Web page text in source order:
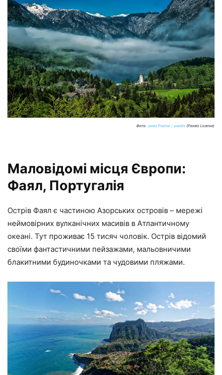
Фото: Janez Podnar / pexels (Pexels License)
Маловідомі місця Європи:
Фаял, Португалія
Острів Фаял є частиною Азорських островів – мережі
неймовірних вулканічних масивів в Атлантичному
океані. Тут проживає 15 тисяч чоловік. Острів відомий
своїми фантастичними пейзажами, мальовничими
блакитними будиночками та чудовими пляжами.